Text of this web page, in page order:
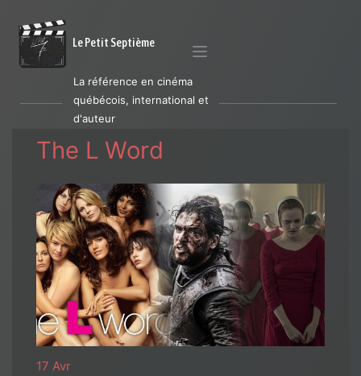
Le Petit Septième
La référence en cinéma
québécois, international et
d'auteur
The L Word
17 Avr